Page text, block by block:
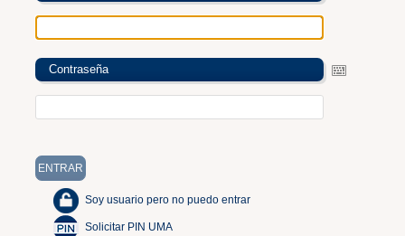
Contraseña
Soy usuario pero no puedo entrar
Solicitar PIN UMA